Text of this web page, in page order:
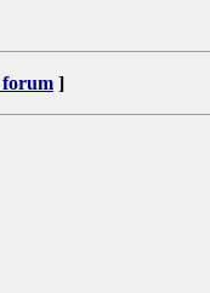
forum ]